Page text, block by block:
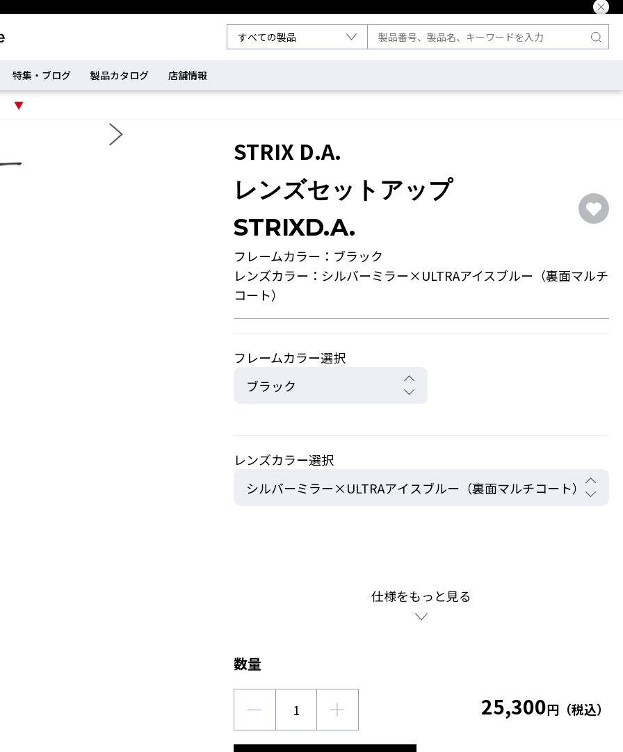
特集・ブログ 製品カタログ 店舗情報
STRIX D.A.
レンズセットアップ
STRIXD.A.
フレームカラー：ブラック
レンズカラー：シルバーミラー×ULTRAアイスブルー（裏面マルチ
コート）
フレームカラー選択
レンズカラー選択
仕様をもっと見る
数量
25,300円（税込）